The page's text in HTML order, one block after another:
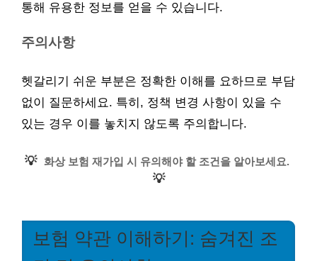
통해 유용한 정보를 얻을 수 있습니다.
주의사항
헷갈리기 쉬운 부분은 정확한 이해를 요하므로 부담
없이 질문하세요. 특히, 정책 변경 사항이 있을 수
있는 경우 이를 놓치지 않도록 주의합니다.
💡 화상 보험 재가입 시 유의해야 할 조건을 알아보세요.
💡
보험 약관 이해하기: 숨겨진 조